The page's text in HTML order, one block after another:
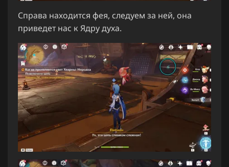
Справа находится фея, следуем за ней, она
приведет нас к Ядру духа.